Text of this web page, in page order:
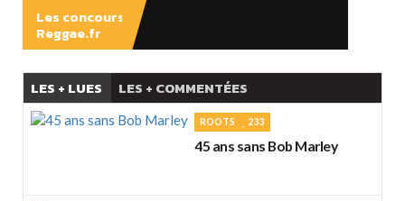
Les concours
Reggae.fr
LES + LUES LES + COMMENTÉES
ROOTS 233
45 ans sans Bob Marley